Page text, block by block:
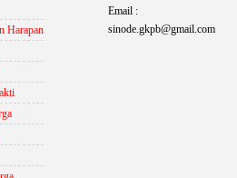
Harapan
Email :
sinode.gkpb@gmail.com